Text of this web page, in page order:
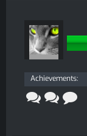
Achievements